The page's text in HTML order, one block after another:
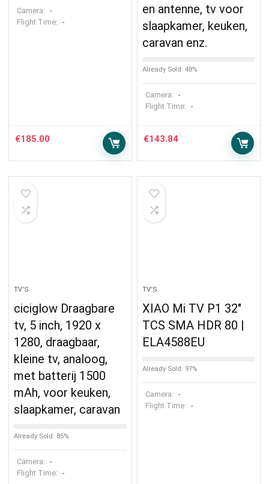
Camera: -
Flight Time: -
€185.00
en antenne, tv voor
slaapkamer, keuken,
caravan enz.
Already Sold: 48%
Camera: -
Flight Time: -
€143.84
TV'S
ciciglow Draagbare
tv, 5 inch, 1920 x
1280, draagbaar,
kleine tv, analoog,
met batterij 1500
mAh, voor keuken,
slaapkamer, caravan
Already Sold: 85%
Camera: -
Flight Time: -
TV'S
XIAO Mi TV P1 32″
TCS SMA HDR 80 |
ELA4588EU
Already Sold: 97%
Camera: -
Flight Time: -